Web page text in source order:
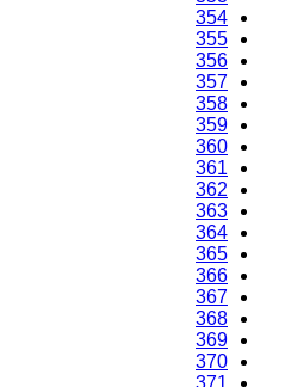
354
355
356
357
358
359
360
361
362
363
364
365
366
367
368
369
370